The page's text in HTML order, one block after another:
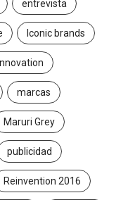
entrevista
Iconic brands
Innovation
marcas
Maruri Grey
publicidad
Reinvention 2016